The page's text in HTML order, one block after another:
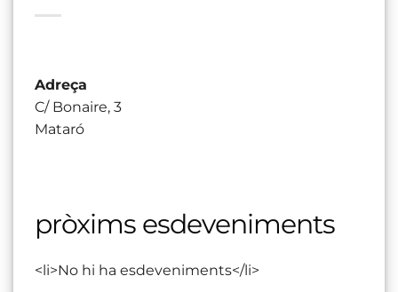
Adreça
C/ Bonaire, 3
Mataró
pròxims esdeveniments
<li>No hi ha esdeveniments</li>